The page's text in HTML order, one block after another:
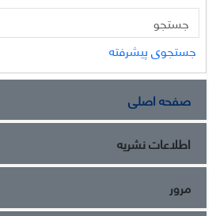
جستجوی پیشرفته
صفحه اصلی
اطلاعات نشریه
مرور